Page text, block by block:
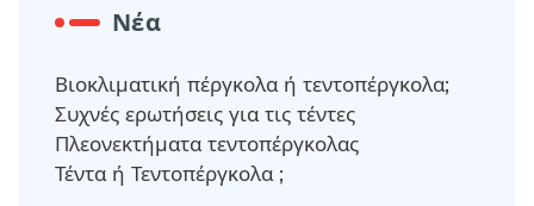
Νέα
Βιοκλιματική πέργκολα ή τεντοπέργκολα;
Συχνές ερωτήσεις για τις τέντες
Πλεονεκτήματα τεντοπέργκολας
Τέντα ή Τεντοπέργκολα ;